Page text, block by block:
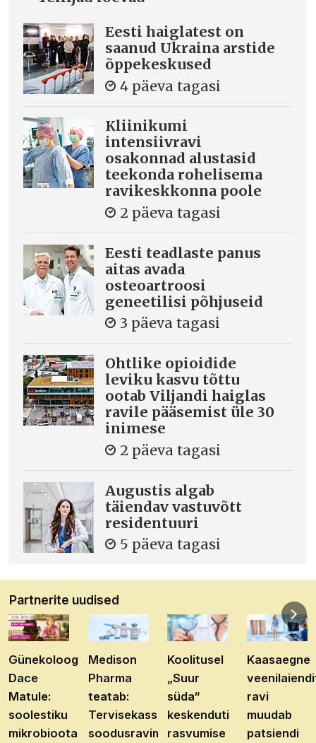
Eesti haiglatest on
saanud Ukraina arstide
õppekeskused
4 päeva tagasi
Kliinikumi
intensiivravi
osakonnad alustasid
teekonda rohelisema
ravikeskkonna poole
2 päeva tagasi
Eesti teadlaste panus
aitas avada
osteoartroosi
geneetilisi põhjuseid
3 päeva tagasi
Ohtlike opioidide
leviku kasvu tõttu
ootab Viljandi haiglas
ravile pääsemist üle 30
inimese
2 päeva tagasi
Augustis algab
täiendav vastuvõtt
residentuuri
5 päeva tagasi
Partnerite uudised
Günekoloog
Dace
Matule:
soolestiku
mikrobioota
Medison
Pharma
teatab:
Tervisekassa
soodusravimite
Koolitusel
„Suur
süda“
keskenduti
rasvumise
Kaasaegne
ravi
muudab
patsiendi